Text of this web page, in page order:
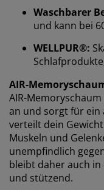
Waschbarer
und kann bei
WELLPUR®:
AIR-
AIR-
an und sorgt für ein
verteilt dein
Muskeln und
unempfindlich
bleibt daher auch
und stützend.
Wenn du Marketing-
deine Browsing-
(z. B. Google, Meta
statische Anzeigen
zu den Zwecken
du auch deine
Symbol widerrufen
akzeptieren“ stimmst
Erhebung und
Datensowie unsere